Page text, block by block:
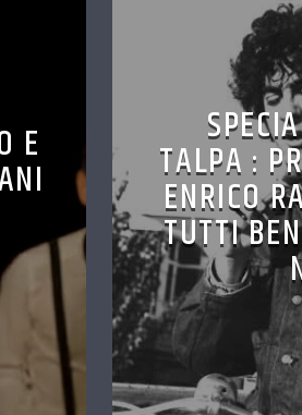
E TALPA :
ENRICO
TUTTI